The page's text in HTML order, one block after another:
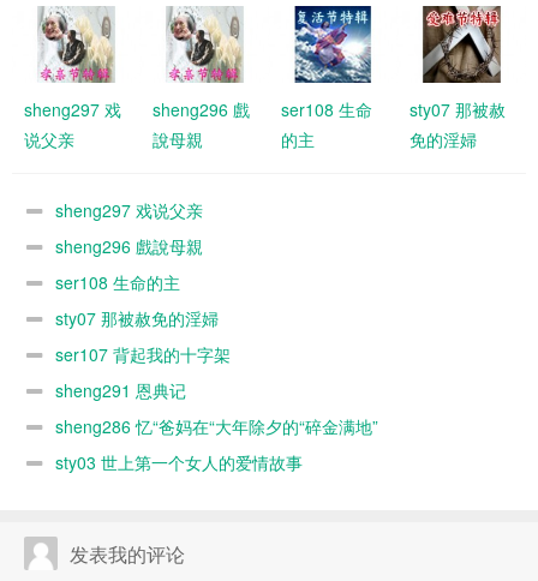
sheng297 戏
说父亲
sheng296 戲
說母親
ser108 生命
的主
sty07 那被赦
免的淫婦
sheng297 戏说父亲
sheng296 戲說母親
ser108 生命的主
sty07 那被赦免的淫婦
ser107 背起我的十字架
sheng291 恩典记
sheng286 忆“爸妈在“大年除夕的“碎金满地”
sty03 世上第一个女人的爱情故事
发表我的评论